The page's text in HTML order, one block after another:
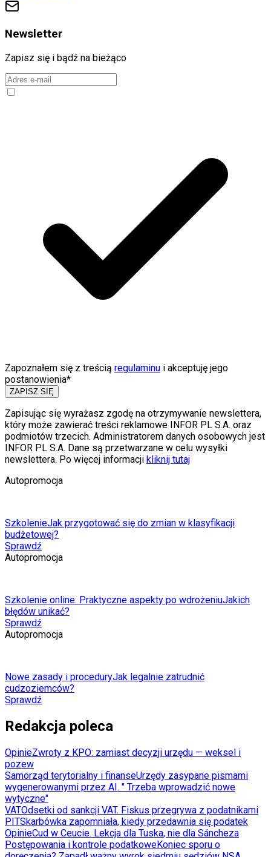
Newsletter
Zapisz się i bądź na bieżąco
Zapoznałem się z treścią regulaminu i akceptuję jego
postanowienia*
ZAPISZ SIĘ
Zapisując się wyrażasz zgodę na otrzymywanie newslettera,
który może zawierać treści reklamowe INFOR PL S.A. oraz
podmiotów trzecich. Administratorem danych osobowych jest
INFOR PL S.A. Dane są przetwarzane w celu wysyłki
newslettera. Po więcej informacji kliknij tutaj
Autopromocja
SzkolenieJak przygotować się do zmian w klasyfikacji
budżetowej?
Sprawdź
Autopromocja
Szkolenie online: Praktyczne aspekty po wdrożeniuJakich
błędów unikać?
Sprawdź
Autopromocja
Nowe zasady i proceduryJak legalnie zatrudnić
cudzoziemców?
Sprawdź
Redakcja poleca
OpinieZwroty z KPO: zamiast decyzji urzędu — weksel i
pozew
Samorząd terytorialny i finanseUrzędy zasypane pismami
wygenerowanymi przez AI. " Trzeba wprowadzić nowe
wytyczne"
VATOdsetki od sankcji VAT. Fiskus przegrywa z podatnikami
PITSkarbówka zapomniała, kiedy przedawnia się podatek
OpinieCud w Ceucie. Lekcja dla Tuska, nie dla Sáncheza
Postępowania i kontrole podatkoweKoniec sporu o